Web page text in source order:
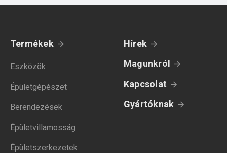
Termékek
Eszközök
Épületgépészet
Berendezések
Épületvillamosság
Épületszerkezetek
Hírek
Magunkról
Kapcsolat
Gyártóknak